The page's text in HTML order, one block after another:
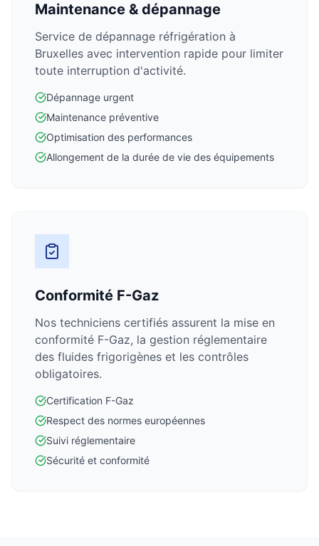
Maintenance & dépannage
Service de dépannage réfrigération à
Bruxelles avec intervention rapide pour limiter
toute interruption d'activité.
Dépannage urgent
Maintenance préventive
Optimisation des performances
Allongement de la durée de vie des équipements
Conformité F-Gaz
Nos techniciens certifiés assurent la mise en
conformité F-Gaz, la gestion réglementaire
des fluides frigorigènes et les contrôles
obligatoires.
Certification F-Gaz
Respect des normes européennes
Suivi réglementaire
Sécurité et conformité